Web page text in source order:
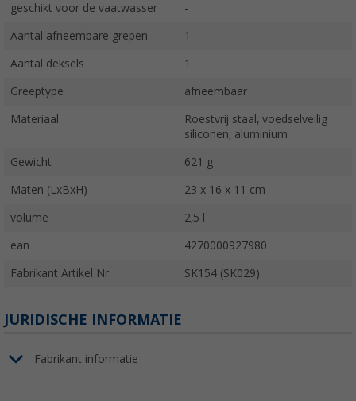
geschikt voor de vaatwasser -
Aantal afneembare grepen 1
Aantal deksels 1
Greeptype afneembaar
Materiaal
Roestvrij staal, voedselveilig
siliconen, aluminium
Gewicht 621 g
Maten (LxBxH) 23 x 16 x 11 cm
volume 2,5 l
ean 4270000927980
Fabrikant Artikel Nr. SK154 (SK029)
JURIDISCHE INFORMATIE
Fabrikant informatie